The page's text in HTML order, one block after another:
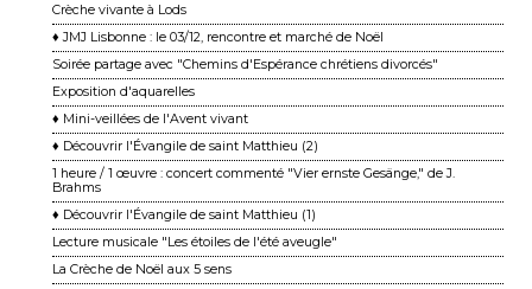
Crèche vivante à Lods
♦ JMJ Lisbonne : le 03/12, rencontre et marché de Noël
Soirée partage avec "Chemins d'Espérance chrétiens divorcés"
Exposition d'aquarelles
♦ Mini-veillées de l'Avent vivant
♦ Découvrir l'Évangile de saint Matthieu (2)
1 heure / 1 œuvre : concert commenté "Vier ernste Gesänge," de J.
Brahms
♦ Découvrir l'Évangile de saint Matthieu (1)
Lecture musicale "Les étoiles de l'été aveugle"
La Crèche de Noël aux 5 sens